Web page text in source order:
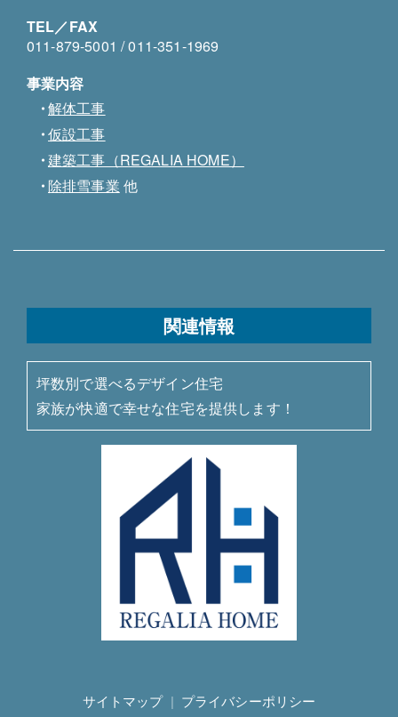
TEL／FAX
011-879-5001 / 011-351-1969
事業内容
解体工事
仮設工事
建築工事（REGALIA HOME）
除排雪事業 他
関連情報
坪数別で選べるデザイン住宅
家族が快適で幸せな住宅を提供します！
サイトマップ | プライバシーポリシー